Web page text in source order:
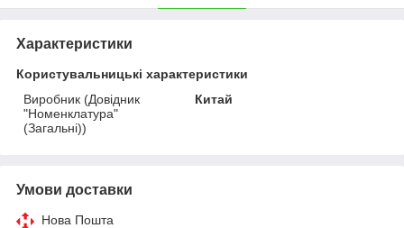
Характеристики
Користувальницькі характеристики
Виробник (Довідник
"Номенклатура"
(Загальні))
Китай
Умови доставки
Нова Пошта